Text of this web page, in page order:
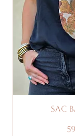
Sac